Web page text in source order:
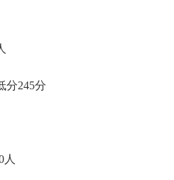
分245分
人